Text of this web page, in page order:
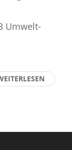
Umwelt-